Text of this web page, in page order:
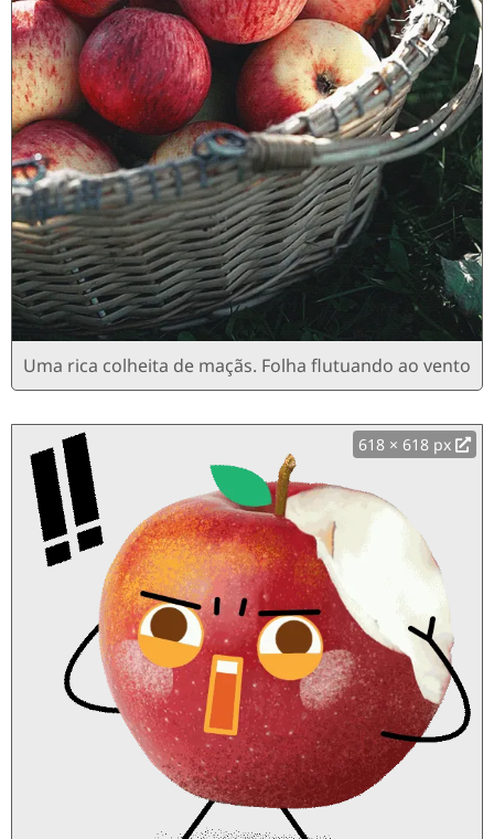
Uma rica colheita de maçãs. Folha flutuando ao vento
618 × 618 px